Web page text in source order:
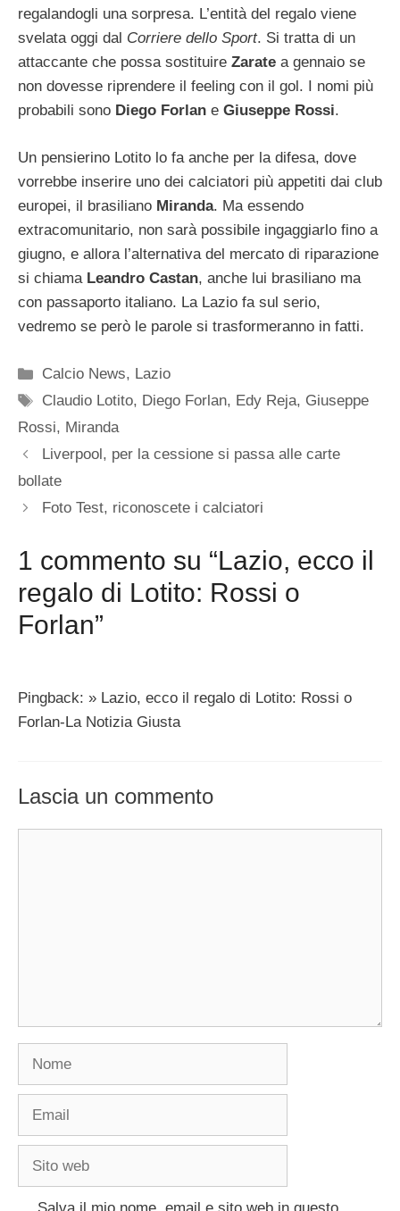
regalandogli una sorpresa. L’entità del regalo viene
svelata oggi dal Corriere dello Sport. Si tratta di un
attaccante che possa sostituire Zarate a gennaio se
non dovesse riprendere il feeling con il gol. I nomi più
probabili sono Diego Forlan e Giuseppe Rossi.
Un pensierino Lotito lo fa anche per la difesa, dove
vorrebbe inserire uno dei calciatori più appetiti dai club
europei, il brasiliano Miranda. Ma essendo
extracomunitario, non sarà possibile ingaggiarlo fino a
giugno, e allora l’alternativa del mercato di riparazione
si chiama Leandro Castan, anche lui brasiliano ma
con passaporto italiano. La Lazio fa sul serio,
vedremo se però le parole si trasformeranno in fatti.
Categorie
Calcio News, Lazio
Tag
Claudio Lotito, Diego Forlan, Edy Reja, Giuseppe
Rossi, Miranda
Liverpool, per la cessione si passa alle carte
bollate
Foto Test, riconoscete i calciatori
1 commento su “Lazio, ecco il
regalo di Lotito: Rossi o
Forlan”
Pingback: » Lazio, ecco il regalo di Lotito: Rossi o
Forlan-La Notizia Giusta
Lascia un commento
Nome
Email
Sito